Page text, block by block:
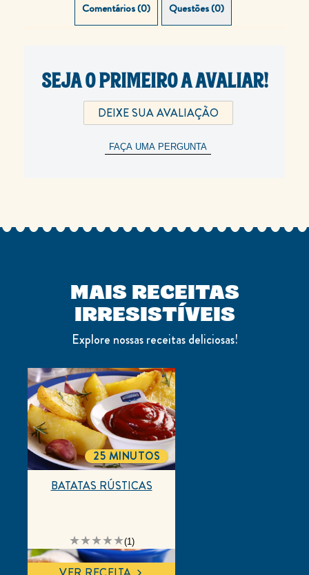
Comentários (0) Questões (0)
SEJA O PRIMEIRO A AVALIAR!
DEIXE SUA AVALIAÇÃO
FAÇA UMA PERGUNTA
MAIS RECEITAS
IRRESISTÍVEIS
Explore nossas receitas deliciosas!
classificação
média
deste
BATATAS
(1)
BATATAS RÚSTICAS
TOTALTIME
25 MINUTOS